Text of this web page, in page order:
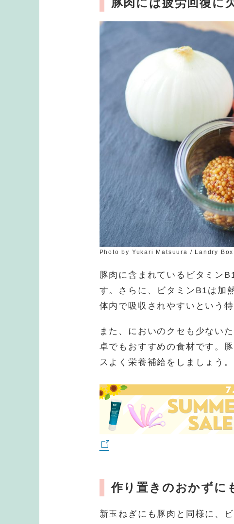
豚肉には疲労回復に
Photo by Yukari Matsuura / Landry Box
豚肉に含まれているビタミン
す。さらに、ビタミンB1は加
体内で吸収されやすいという特
また、においのクセも少ない
卓でもおすすめの食材です。
スよく栄養補給をしましょう。
作り置きのおかずに
新玉ねぎにも豚肉と同様に、